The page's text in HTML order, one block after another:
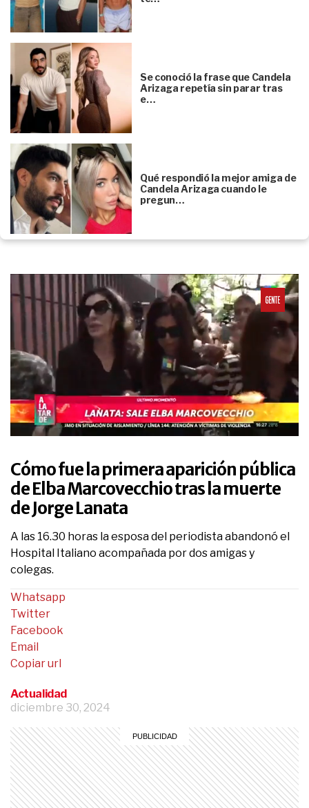
Se conoció la frase que Candela
Arizaga repetía sin parar tras
e…
Qué respondió la mejor amiga de
Candela Arizaga cuando le
pregun…
Cómo fue la primera aparición pública
de Elba Marcovecchio tras la muerte
de Jorge Lanata
0
of
6
minutes,
15
seconds
A las 16.30 horas la esposa del periodista abandonó el
Hospital Italiano acompañada por dos amigas y
colegas.
Actualidad
diciembre 30, 2024
Whatsapp
Twitter
Facebook
Email
Copiar url